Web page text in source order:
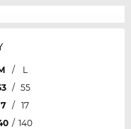
/
L
/ 55
/
17
/ 140